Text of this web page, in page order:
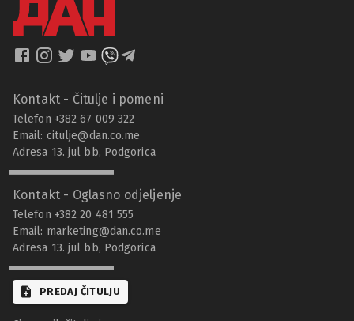
Kontakt - Čitulje i pomeni
Telefon +382 67 009 322
Email: citulje@dan.co.me
Adresa 13. jul bb, Podgorica
Kontakt - Oglasno odjeljenje
Telefon +382 20 481 555
Email: marketing@dan.co.me
Adresa 13. jul bb, Podgorica
PREDAJ ČITULJU